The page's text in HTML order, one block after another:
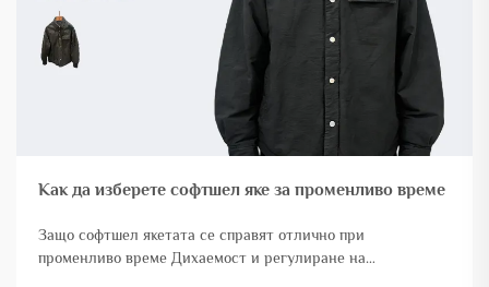
Как да изберете софтшел яке за променливо време
Защо софтшел якетата се справят отлично при
променливо време Дихаемост и регулиране на